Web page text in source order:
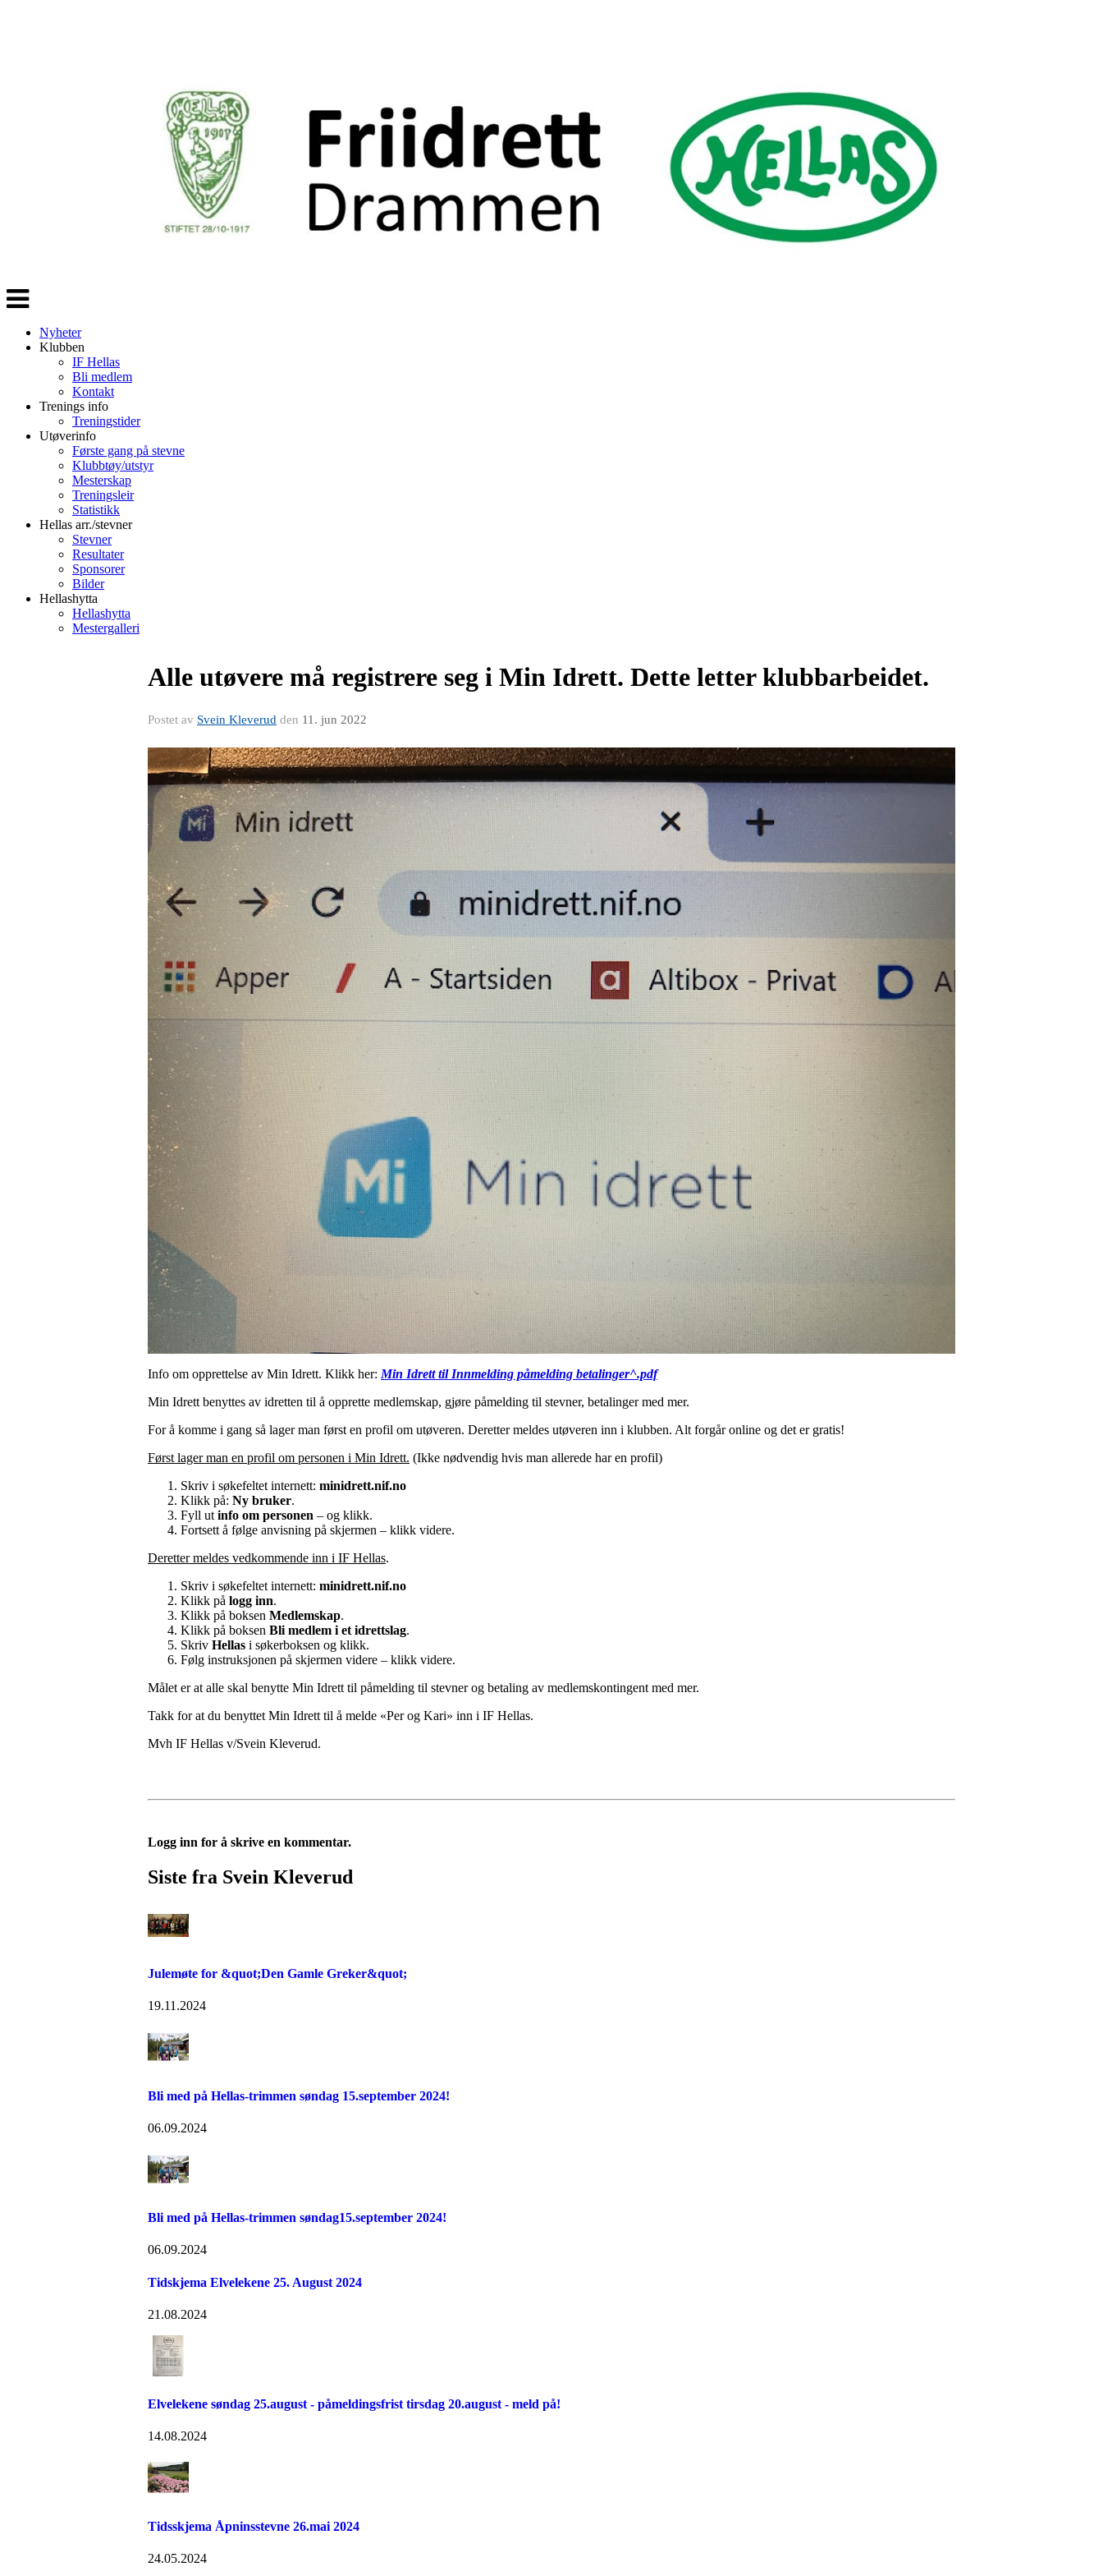
Veksle
navigasjon
Nyheter
Klubben
IF Hellas
Bli medlem
Kontakt
Trenings info
Treningstider
Utøverinfo
Første gang på stevne
Klubbtøy/utstyr
Mesterskap
Treningsleir
Statistikk
Hellas arr./stevner
Stevner
Resultater
Sponsorer
Bilder
Hellashytta
Hellashytta
Mestergalleri
Alle utøvere må registrere seg i Min Idrett. Dette letter klubbarbeidet.
Postet av Svein Kleverud den 11. jun 2022
Info om opprettelse av Min Idrett. Klikk her: Min Idrett til Innmelding påmelding betalinger^.pdf
Min Idrett benyttes av idretten til å opprette medlemskap, gjøre påmelding til stevner, betalinger med mer.
For å komme i gang så lager man først en profil om utøveren. Deretter meldes utøveren inn i klubben. Alt forgår online og det er gratis!
Først lager man en profil om personen i Min Idrett. (Ikke nødvendig hvis man allerede har en profil)
Skriv i søkefeltet internett: minidrett.nif.no
Klikk på: Ny bruker.
Fyll ut info om personen – og klikk.
Fortsett å følge anvisning på skjermen – klikk videre.
Deretter meldes vedkommende inn i IF Hellas.
Skriv i søkefeltet internett: minidrett.nif.no
Klikk på logg inn.
Klikk på boksen Medlemskap.
Klikk på boksen Bli medlem i et idrettslag.
Skriv Hellas i søkerboksen og klikk.
Følg instruksjonen på skjermen videre – klikk videre.
Målet er at alle skal benytte Min Idrett til påmelding til stevner og betaling av medlemskontingent med mer.
Takk for at du benyttet Min Idrett til å melde «Per og Kari» inn i IF Hellas.
Mvh IF Hellas v/Svein Kleverud.
Logg inn for å skrive en kommentar.
Siste fra Svein Kleverud
Julemøte for &quot;Den Gamle Greker&quot;
19.11.2024
Bli med på Hellas-trimmen søndag 15.september 2024!
06.09.2024
Bli med på Hellas-trimmen søndag15.september 2024!
06.09.2024
Tidskjema Elvelekene 25. August 2024
21.08.2024
Elvelekene søndag 25.august - påmeldingsfrist tirsdag 20.august - meld på!
14.08.2024
Tidsskjema Åpninsstevne 26.mai 2024
24.05.2024